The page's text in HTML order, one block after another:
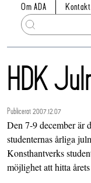
Om ADA Kontakt
HDK
Publicerat 2007.12.07
Den 7-9 december är
studenternas årliga
Konsthantverks
möjlighet att hitta